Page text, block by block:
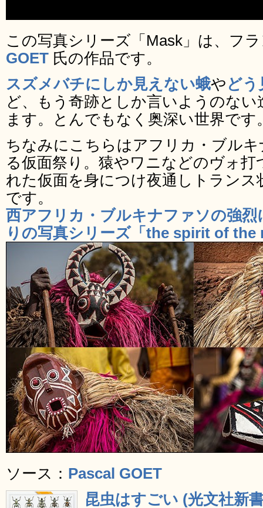
この写真シリーズ「Mask」は、フ
GOET 氏の作品です。
スズメバチにしか見えない蛾や ど
ど、もう奇跡としか言いようのな
ます。とんでもなく奥深い世界です
ちなみにこちらはアフリカ・ブル
る仮面祭り。猿やワニなどのヴォ
れた仮面を身につけ夜通しトラン
です。
西アフリカ・ブルキナファソの強
りの写真シリーズ「the spirit of the
ソース： Pascal GOET
昆虫はすごい (光文社新